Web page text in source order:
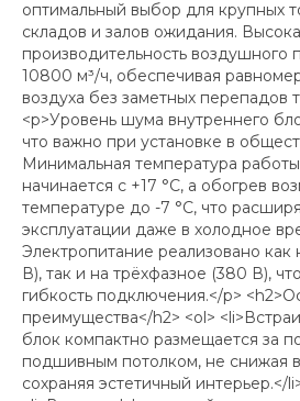
оптимальный выбор для крупных
складов и залов ожидания.
производительность воздушного
10800 м³/ч, обеспечивая
воздуха без заметных перепадов
<p>Уровень шума внутреннего
что важно при установке в
Минимальная температура
начинается с +17 °C, а обогрев
температуре до -7 °C, что
эксплуатации даже в холодное
Электропитание реализовано
В), так и на трёхфазное (380 В),
гибкость подключения.</p>
преимущества</h2> <ol>
блок компактно размещается за
подшивным потолком, не снижая
сохраняя эстетичный интерьер.</